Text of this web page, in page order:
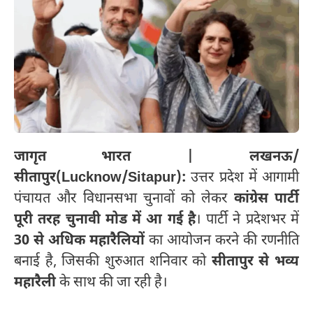
जागृत भारत | लखनऊ/
सीतापुर(Lucknow/Sitapur): उत्तर प्रदेश में आगामी
पंचायत और विधानसभा चुनावों को लेकर कांग्रेस पार्टी
पूरी तरह चुनावी मोड में आ गई है। पार्टी ने प्रदेशभर में
30 से अधिक महारैलियोंका आयोजन करने की रणनीति
बनाई है, जिसकी शुरुआत शनिवार को सीतापुर से भव्य
महारैलीके साथ की जा रही है।